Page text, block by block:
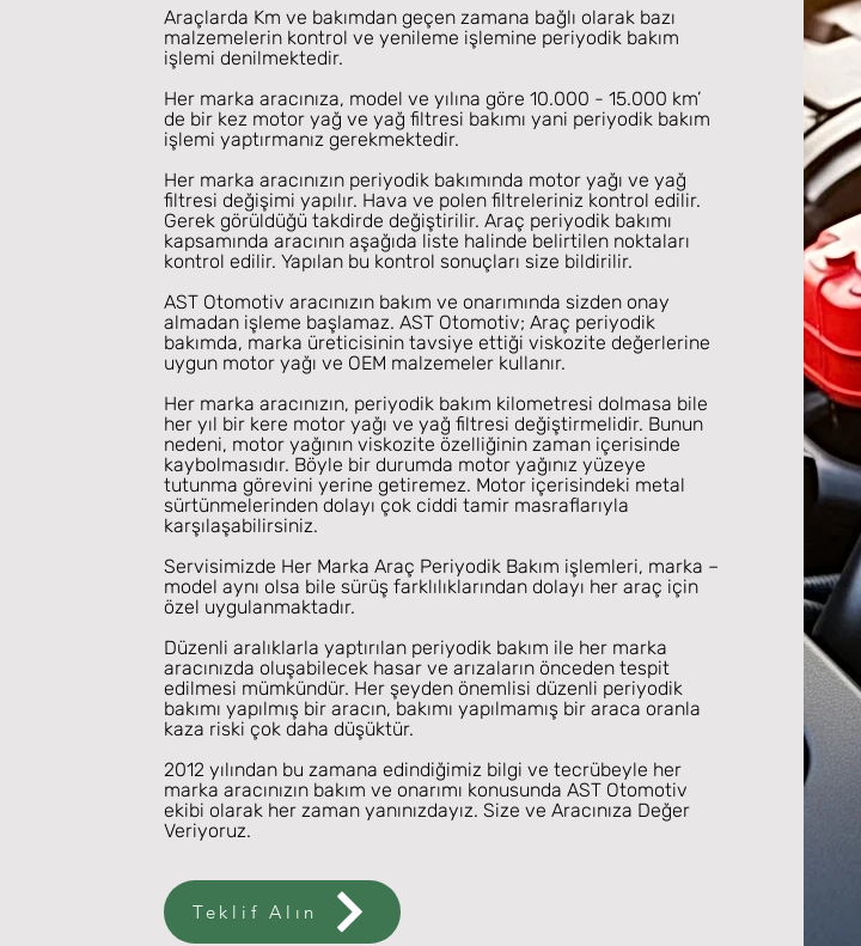
Araçlarda Km ve bakımdan geçen zamana bağlı olarak bazı
malzemelerin kontrol ve yenileme işlemine periyodik bakım
işlemi denilmektedir.
Her marka aracınıza, model ve yılına göre 10.000 - 15.000 km’
de bir kez motor yağ ve yağ filtresi bakımı yani periyodik bakım
işlemi yaptırmanız gerekmektedir.
Her marka aracınızın periyodik bakımında motor yağı ve yağ
filtresi değişimi yapılır. Hava ve polen filtreleriniz kontrol edilir.
Gerek görüldüğü takdirde değiştirilir. Araç periyodik bakımı
kapsamında aracının aşağıda liste halinde belirtilen noktaları
kontrol edilir. Yapılan bu kontrol sonuçları size bildirilir.
AST Otomotiv aracınızın bakım ve onarımında sizden onay
almadan işleme başlamaz. AST Otomotiv; Araç periyodik
bakımda, marka üreticisinin tavsiye ettiği viskozite değerlerine
uygun motor yağı ve OEM malzemeler kullanır.
Her marka aracınızın, periyodik bakım kilometresi dolmasa bile
her yıl bir kere motor yağı ve yağ filtresi değiştirmelidir. Bunun
nedeni, motor yağının viskozite özelliğinin zaman içerisinde
kaybolmasıdır. Böyle bir durumda motor yağınız yüzeye
tutunma görevini yerine getiremez. Motor içerisindeki metal
sürtünmelerinden dolayı çok ciddi tamir masraflarıyla
karşılaşabilirsiniz.
Servisimizde Her Marka Araç Periyodik Bakım işlemleri, marka –
model aynı olsa bile sürüş farklılıklarından dolayı her araç için
özel uygulanmaktadır.
Düzenli aralıklarla yaptırılan periyodik bakım ile her marka
aracınızda oluşabilecek hasar ve arızaların önceden tespit
edilmesi mümkündür. Her şeyden önemlisi düzenli periyodik
bakımı yapılmış bir aracın, bakımı yapılmamış bir araca oranla
kaza riski çok daha düşüktür.
2012 yılından bu zamana edindiğimiz bilgi ve tecrübeyle her
marka aracınızın bakım ve onarımı konusunda AST Otomotiv
ekibi olarak her zaman yanınızdayız. Size ve Aracınıza Değer
Veriyoruz.
Teklif Alın